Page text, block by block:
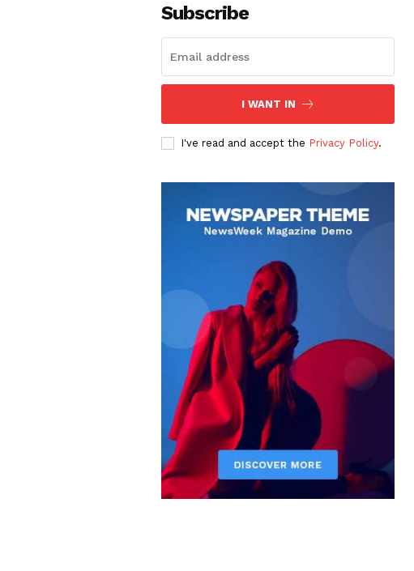
Subscribe
I WANT IN
I've read and accept the Privacy Policy.